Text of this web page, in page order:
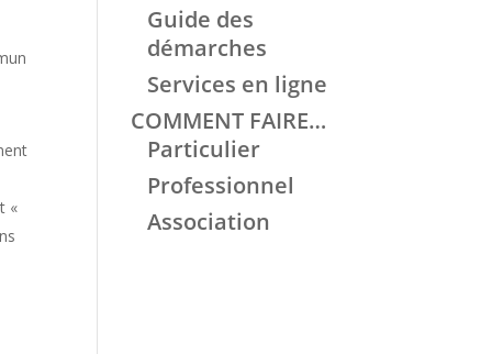
«
Guide des
démarches
Services en ligne
COMMENT FAIRE…
Particulier
Professionnel
Association